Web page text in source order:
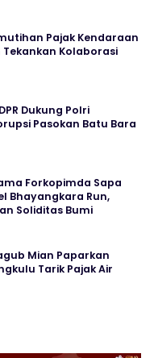
Pajak Kendaraan
Kolaborasi
Dukung Polri
Pasokan Batu Bara
Forkopimda Sapa
Bhayangkara Run,
Soliditas Bumi
Mian Paparkan
Tarik Pajak Air